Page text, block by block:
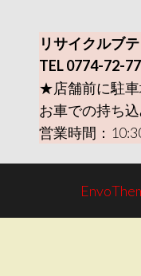
リサイクルブ
TEL 0774-72-
★店舗前に駐車
お車での持ち込
営業時間：